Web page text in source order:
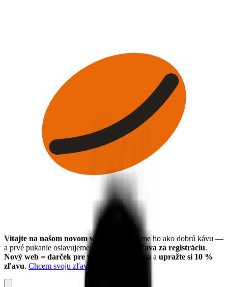
Vitajte na našom novom webe!
Upiekli sme ho ako dobrú kávu —
a prvé pukanie oslavujeme s vami:
% zľava za registráciu.
Nový web = darček pre vás.
Zaregistrujte sa a upražte si 10 %
zľavu. Chcem svoju zľavu →